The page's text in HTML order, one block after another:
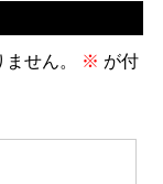
せん。 ※ が付